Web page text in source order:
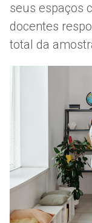
seus espaços
docentes
total da